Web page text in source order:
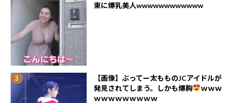
東に爆乳美人wwwwwwwwwwww
【画像】ぶってー太もものJCアイドルが
発見されてしまう。しかも爆胸
ｗｗｗ
ｗｗｗｗｗｗｗｗｗ